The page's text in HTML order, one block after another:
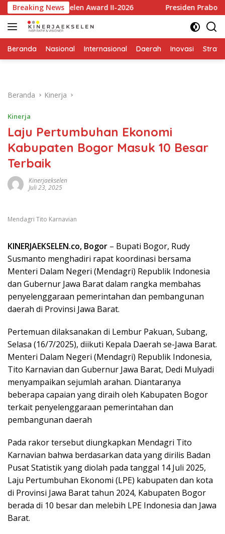
Langsung
ke
konten
Breaking News
Ekselen Award II-2026 Presiden Prabowo Apresiasi
Beranda Nasional Internasional Daerah Inovasi
Beranda Kinerja
Kinerja
Laju Pertumbuhan Ekonomi
Kabupaten Bogor Masuk 10 Besar
Terbaik
Kinerjaekselen
Juli 23, 2025
Mendagri Tito Karnavian
KINERJAEKSELEN.co, Bogor – Bupati Bogor, Rudy
Susmanto menghadiri rapat koordinasi bersama
Menteri Dalam Negeri (Mendagri) Republik Indonesia
dan Gubernur Jawa Barat dalam rangka membahas
penyelenggaraan pemerintahan dan pembangunan
daerah di Provinsi Jawa Barat.
Pertemuan dilaksanakan di Lembur Pakuan, Subang,
Selasa (16/7/2025), diikuti Kepala Daerah se-Jawa Barat.
Menteri Dalam Negeri (Mendagri) Republik Indonesia,
Tito Karnavian dan Gubernur Jawa Barat, Dedi Mulyadi
menyampaikan sejumlah arahan. Diantaranya
beberapa capaian yang diraih oleh Kabupaten Bogor
terkait penyelenggaraan pemerintahan dan
pembangunan daerah
Pada rakor tersebut diungkapkan Mendagri Tito
Karnavian bahwa berdasarkan data yang dirilis Badan
Pusat Statistik yang diolah pada tanggal 14 Juli 2025,
Laju Pertumbuhan Ekonomi (LPE) kabupaten dan kota
di Provinsi Jawa Barat tahun 2024, Kabupaten Bogor
berada di 10 besar dan melebih LPE Indonesia dan Jawa
Barat.